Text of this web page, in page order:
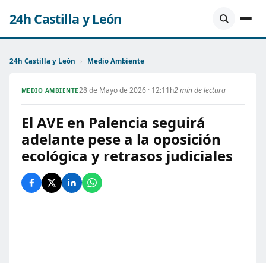
24h Castilla y León
24h Castilla y León › Medio Ambiente
MEDIO AMBIENTE28 de Mayo de 2026 · 12:11h2 min de lectura
El AVE en Palencia seguirá
adelante pese a la oposición
ecológica y retrasos judiciales